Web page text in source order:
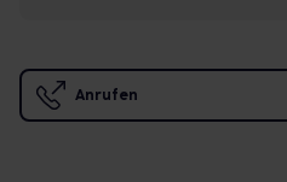
Anrufen